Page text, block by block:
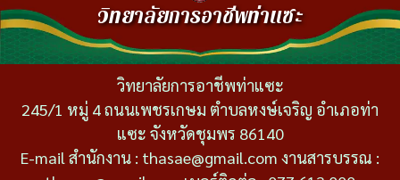
วิทยาลัยการอาชีพท่าแซะ
วิทยาลัยการอาชีพท่าแซะ
245/1 หมู่ 4 ถนนเพชรเกษม ตำบลหงษ์เจริญ อำเภอท่า
แซะ จังหวัดชุมพร 86140
E-mail สำนักงาน : thasae@gmail.com งานสารบรรณ :